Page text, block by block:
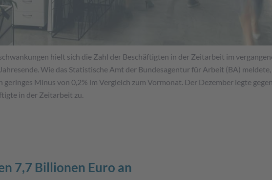
hielt sich die Zahl der Beschäftigten in der Zeitarbeit im
Wie das Statistische Amt der Bundesagentur für Arbeit (BA)
Minus von 0,2% im Vergleich zum Vormonat. Der Dezember legte
in der Zeitarbeit zu.
7,7 Billionen Euro an